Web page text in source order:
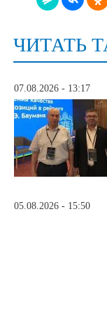
ЧИТАТЬ
07.08.2026 - 13:17
05.08.2026 - 15:50